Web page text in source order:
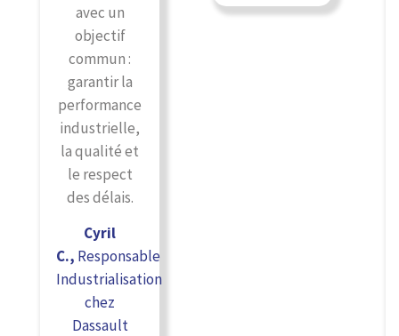
avec un
objectif
commun :
garantir la
performance
industrielle,
la qualité et
le respect
des délais.
Cyril
C., Responsable
Industrialisation
chez
Dassault